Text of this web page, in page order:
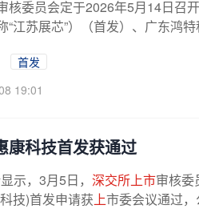
核委员会定于2026年5月14日召
“江苏展芯”）（首发）、广东鸿
首发
19:01
康科技首发获通过
示，3月5日， 深交所上市审核委
技)首发申请获上市委会议通过